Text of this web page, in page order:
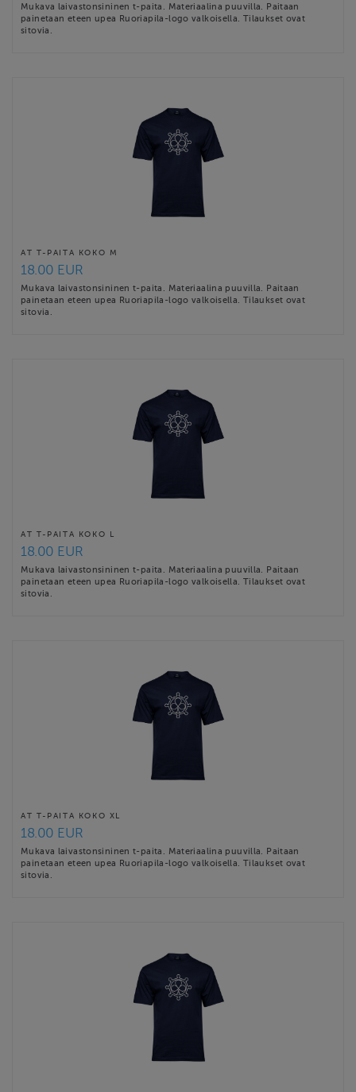
Mukava laivastonsininen t-paita. Materiaalina puuvilla. Paitaan
painetaan eteen upea Ruoriapila-logo valkoisella. Tilaukset ovat
sitovia.
AT T-PAITA KOKO M
18.00 EUR
Mukava laivastonsininen t-paita. Materiaalina puuvilla. Paitaan
painetaan eteen upea Ruoriapila-logo valkoisella. Tilaukset ovat
sitovia.
AT T-PAITA KOKO L
18.00 EUR
Mukava laivastonsininen t-paita. Materiaalina puuvilla. Paitaan
painetaan eteen upea Ruoriapila-logo valkoisella. Tilaukset ovat
sitovia.
AT T-PAITA KOKO XL
18.00 EUR
Mukava laivastonsininen t-paita. Materiaalina puuvilla. Paitaan
painetaan eteen upea Ruoriapila-logo valkoisella. Tilaukset ovat
sitovia.